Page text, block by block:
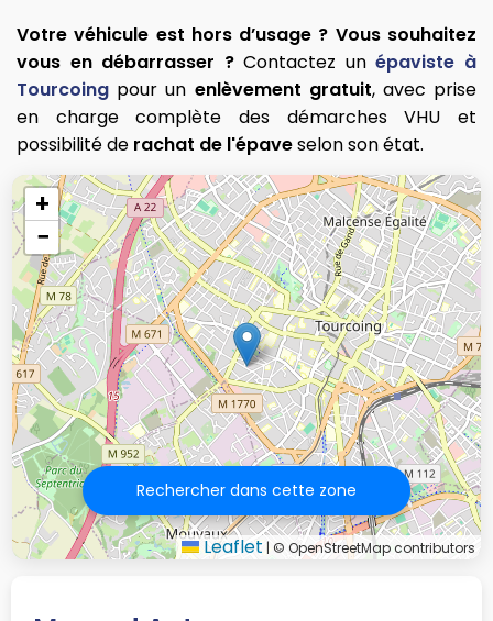
Votre véhicule est hors d’usage ? Vous souhaitez
vous en débarrasser ?Contactez unépaviste à
Tourcoing pour un enlèvement gratuit, avec prise
en charge complète des démarches VHU et
possibilité de rachat de l'épaveselon son état.
Rechercher dans cette zone
+
−
Leaflet | © OpenStreetMap contributors